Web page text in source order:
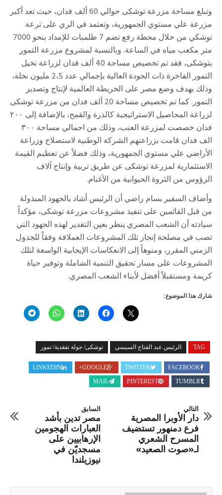
وتبلغ مساحة مزرعة توشكى حوالي 60 ألف فدان، حيث تعد أكبر
مزرعة علي مستوي الجمهورية، وتعتمد في الري على ترعة
توشكي من خلال محطة رفع تضم 7 طلمبات للإمداد بنحو 7000
متر مكعب مياه في الساعة. وبالنسبة لمشروع مزرعة التمور
بتوشكى، فقد تم تخصيص مساحة 40 ألف فدان لزراعة نخيل
التمور الفاخرة ذات الجودة العالية بإجمالي عدد 2،5 مليون نخلة،
وذلك بهدف وضع مصر على الخريطة العالمية لإنتاج وتصدير
التمور. كما تم تخصيص مساحة 20 ألف فدان من مزرعة توشكى
لزراعة المحاصيل الاستراتيجية كالذرة والقمح، بالإضافة إلى ٢٠٠
فدان خصصت لمزرعة العنب، وذلك من اجمالي مساحة ٣٠٠
الف فدان قامت بزراعتهم الشركة الوطنية لاستصلاح وزراعة
الأراضي علي مستوي الجمهورية، وذلك فضلاً عن تعظيم القيمة
الاستثمارية لمزرعة توشكى عن طريق تربية وإنتاج آلاف
الرؤوس من الثروة الحيوانية من الأغنام.
وأضاف السفير بسام راضي أن الرئيس أشاد بالجهود المبذولة
من قبل القائمين على تنفيذ مشروعات مزرعة توشكى، مؤكداً
سيادته أن الشعب المصري ينظر بعين التقدير لهذه الجهود التي
تصب في مصلحة إنجاز تلك المشروعات العملاقة وفقاً للجدول
الزمني المقرر، ومنوهاً إلى الانعكاسات الإيجابية الواسعة لتلك
المشروعات على مسار تحقيق التنمية الشاملة وتوفير حياة
كريمة ومستقبلاً أفضل لأبناء الشعب المصري.
شارك هذا الموضوع:
TAG الرئيس عبد الفتاح السيسي توشكى/ جولة تفقدية/ تمور
FACEBOOK
TWITTER
GOOGLE+
LINKEDIN
TUMBLR
PINTEREST
MAIL
السابق
مصر تدين بأشد
العبارات الهجومين
الإرهابيين على
مسجديّن في
نيوزيلندا
التالي
دار الأوبرا المصرية
فرع دمنهور تستضيف
المسرح الشعري
لـ«صوت الصعيد»